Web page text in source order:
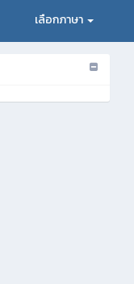
เลือกภาษา